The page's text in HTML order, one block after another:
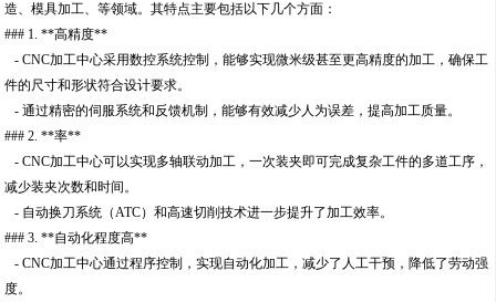
造、模具加工、等领域。其特点主要包括以下几个方面：
### 1. **高精度**
- CNC加工中心采用数控系统控制，能够实现微米级甚至更高精度的加工，确保工
件的尺寸和形状符合设计要求。
- 通过精密的伺服系统和反馈机制，能够有效减少人为误差，提高加工质量。
### 2. **率**
- CNC加工中心可以实现多轴联动加工，一次装夹即可完成复杂工件的多道工序，
减少装夹次数和时间。
- 自动换刀系统（ATC）和高速切削技术进一步提升了加工效率。
### 3. **自动化程度高**
- CNC加工中心通过程序控制，实现自动化加工，减少了人工干预，降低了劳动强
度。